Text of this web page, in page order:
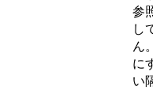
参
し
ん
に
い